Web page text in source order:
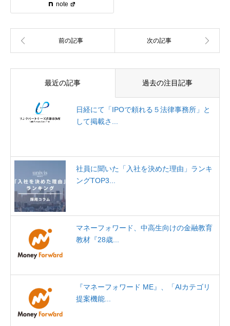
note
最近の記事 過去の注目記事
日経にて「IPOで頼れる５法律事務所」と
して掲載さ...
社員に聞いた「入社を決めた理由」ランキ
ングTOP3...
マネーフォワード、中高生向けの金融教育
教材『28歳...
『マネーフォワード ME』、「AIカテゴリ
提案機能...